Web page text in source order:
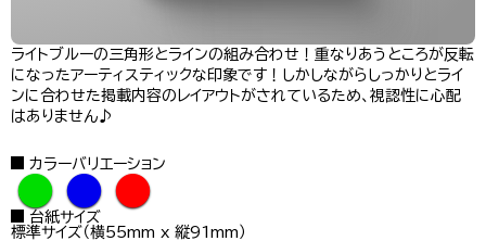
ライトブルーの三角形とラインの組み合わせ！重なりあうところが反転
になったアーティスティックな印象です！しかしながらしっかりとライ
ンに合わせた掲載内容のレイアウトがされているため、視認性に心配
はありません♪
カラーバリエーション
● ● ●
台紙サイズ
標準サイズ（横55mm x 縦91mm）